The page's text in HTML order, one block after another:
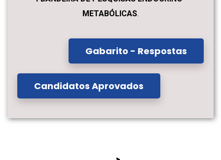
METABÓLICAS.
Gabarito - Respostas
Candidatos Aprovados